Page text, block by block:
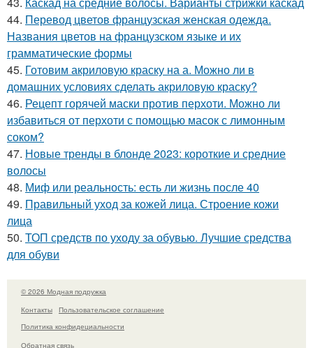
44. Перевод цветов французская женская одежда.
Названия цветов на французском языке и их
грамматические формы
45. Готовим акриловую краску на а. Можно ли в
домашних условиях сделать акриловую краску?
46. Рецепт горячей маски против перхоти. Можно ли
избавиться от перхоти с помощью масок с лимонным
соком?
47. Новые тренды в блонде 2023: короткие и средние
волосы
48. Миф или реальность: есть ли жизнь после 40
49. Правильный уход за кожей лица. Строение кожи
лица
50. ТОП средств по уходу за обувью. Лучшие средства
для обуви
© 2026 Модная подружка
Контакты
Пользовательское соглашение
Политика конфидециальности
Обратная связь